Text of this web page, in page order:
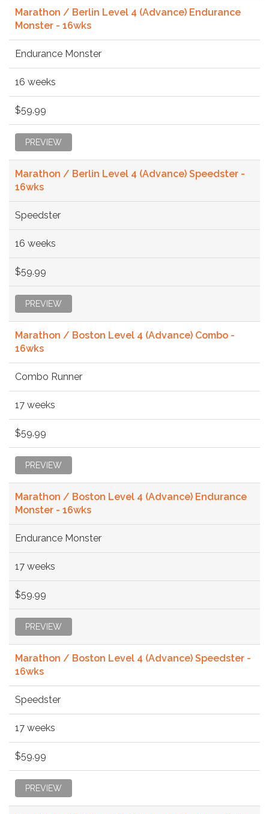
Marathon / Berlin Level 4 (Advance) Endurance
Monster - 16wks
Endurance Monster
16 weeks
$59.99
PREVIEW
Marathon / Berlin Level 4 (Advance) Speedster -
16wks
Speedster
16 weeks
$59.99
PREVIEW
Marathon / Boston Level 4 (Advance) Combo -
16wks
Combo Runner
17 weeks
$59.99
PREVIEW
Marathon / Boston Level 4 (Advance) Endurance
Monster - 16wks
Endurance Monster
17 weeks
$59.99
PREVIEW
Marathon / Boston Level 4 (Advance) Speedster -
16wks
Speedster
17 weeks
$59.99
PREVIEW